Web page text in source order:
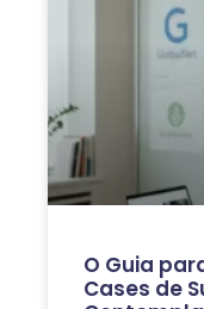
O Guia
Cases de